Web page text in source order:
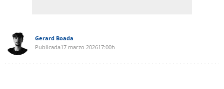
Gerard Boada
Publicada17 marzo 202617:00h